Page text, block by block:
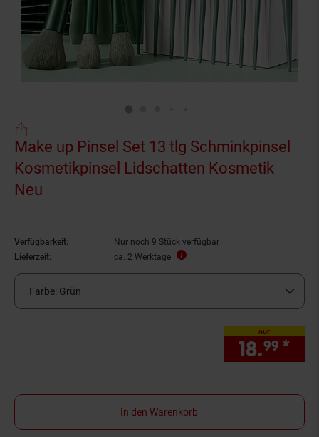
Make up Pinsel Set 13 tlg Schminkpinsel
Kosmetikpinsel Lidschatten Kosmetik
Neu
Verfügbarkeit:
Nur noch 9 Stück verfügbar
Lieferzeit:
ca. 2 Werktage
Farbe: Grün
nur
18.99 *
In den Warenkorb